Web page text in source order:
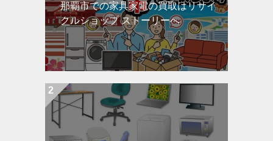
那覇市での家具家電の買取はリサイ
クルショップ ストーリーへ